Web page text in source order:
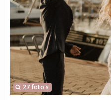
27 foto's